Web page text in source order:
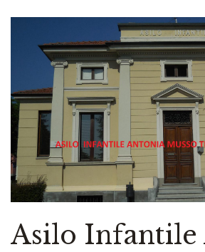
Asilo Infantile